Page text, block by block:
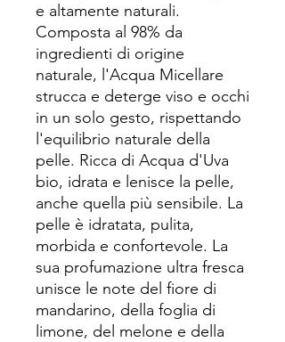
e altamente naturali.
Composta al 98% da
ingredienti di origine
naturale, l'Acqua Micellare
strucca e deterge viso e occhi
in un solo gesto, rispettando
l'equilibrio naturale della
pelle. Ricca di Acqua d'Uva
bio, idrata e lenisce la pelle,
anche quella più sensibile. La
pelle è idratata, pulita,
morbida e confortevole. La
sua profumazione ultra fresca
unisce le note del fiore di
mandarino, della foglia di
limone, del melone e della